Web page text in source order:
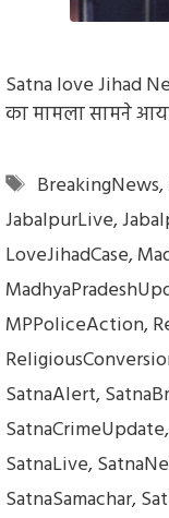
Satna love Jihad
का मामला सामने
Tags
BreakingNews,
JabalpurLive,
LoveJihadCase,
MPPoliceAction,
SatnaAlert,
SatnaCrimeUpdate,
SatnaLive,
SatnaSamachar,